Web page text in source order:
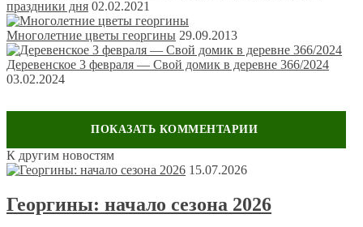
праздники дня 02.02.2021
Многолетние цветы георгины 29.09.2013
Деревенское 3 февраля — Свой домик в деревне 366/2024
03.02.2024
Обсуждение: 2 комментария
Алевтина
6 февраля 2014 в 20:37
К другим новостям
15.07.2026
Георгины: начало сезона 2026